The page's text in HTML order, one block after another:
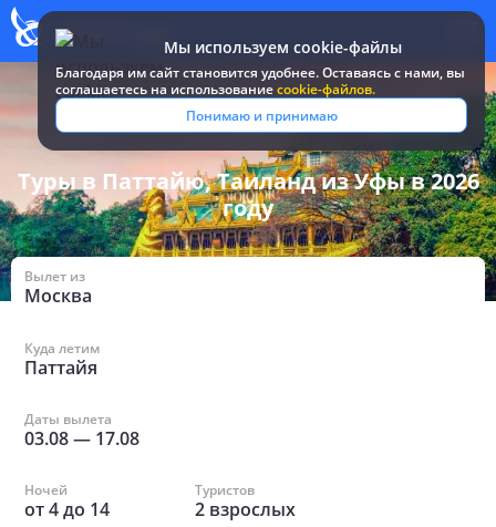
Мы используем cookie-файлы
Благодаря им сайт становится удобнее. Оставаясь c нами, вы
соглашаетесь на использованиеcookie-файлов.
Понимаю и принимаю
Все туры и путевки / Таиланд / в Паттайе из Уфы
Туры в Паттайю, Таиланд из Уфы в 2026
году
Вылет из
Москва
Куда летим
Паттайя
Даты вылета
03.08— 17.08
Ночей
от4до 14
Туристов
2 взрослых